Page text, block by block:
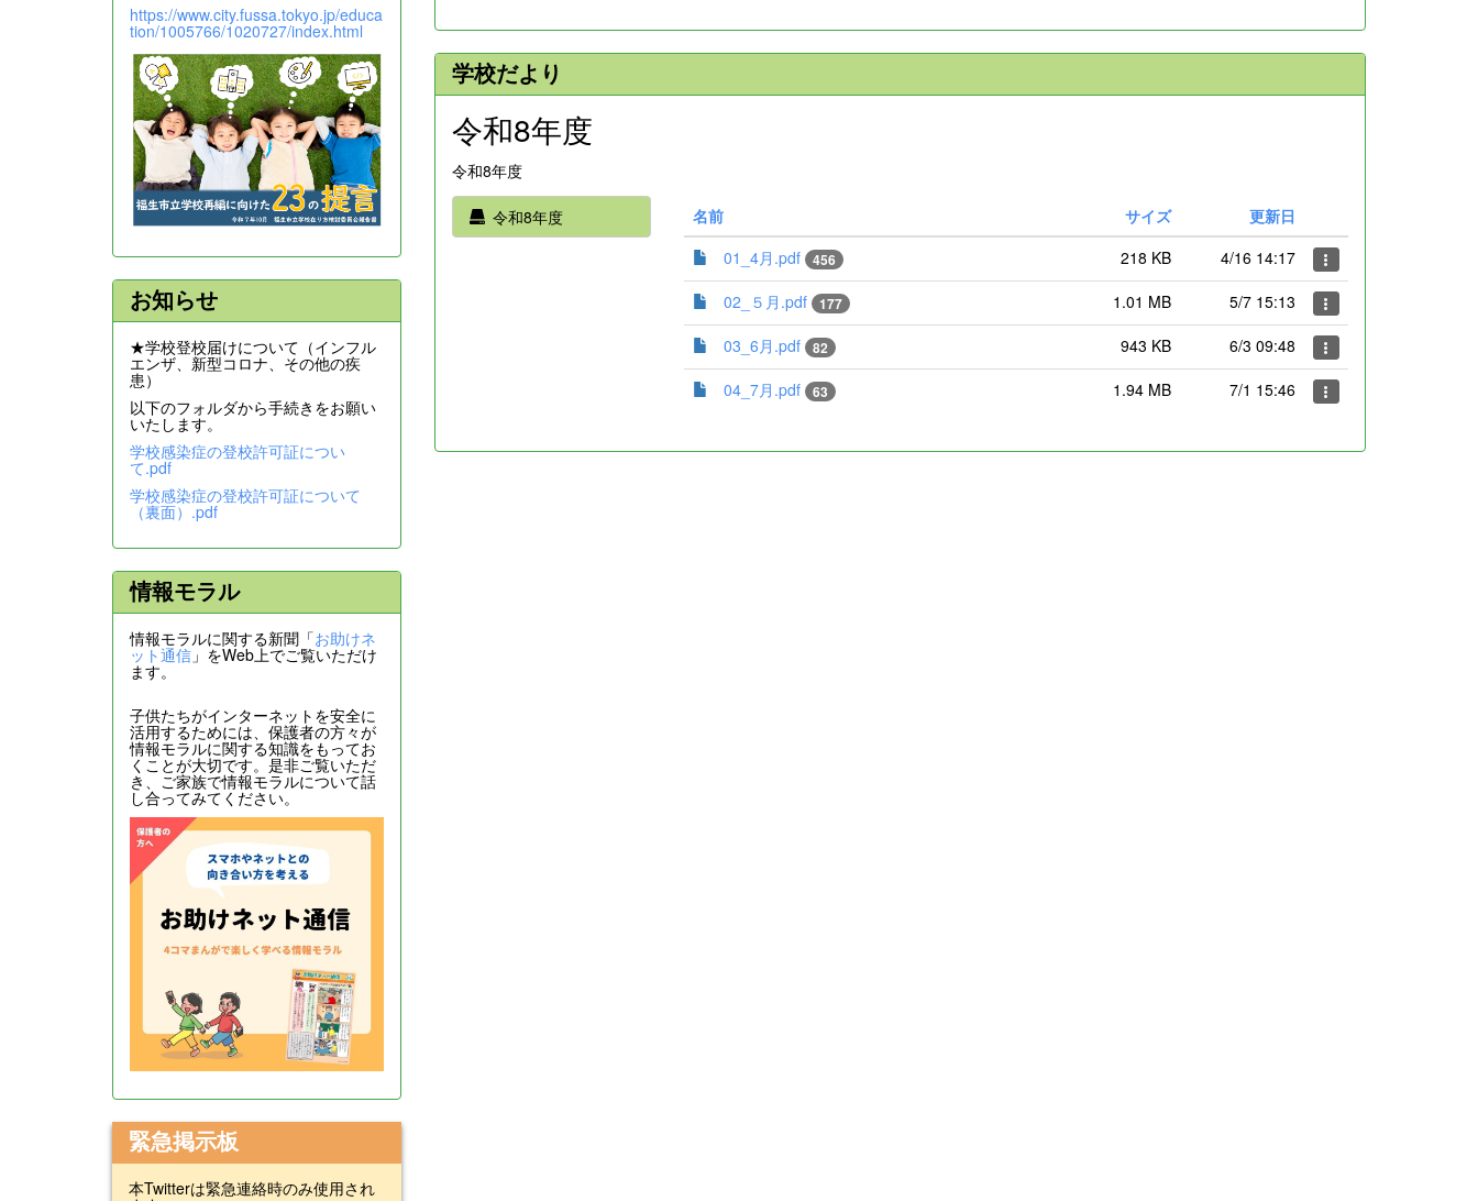
学校だより
令和8年度
令和8年度
令和8年度 名前 サイズ
更新日
01_4月.pdf
456 218 KB
4/16 14:17
02_５月.pdf
177 1.01 MB
5/7 15:13
03_6月.pdf
82 943 KB
6/3 09:48
04_7月.pdf
63 1.94 MB 7/1 15:46
https://www.city.fussa.tokyo.jp/educa
tion/1005766/1020727/index.html
お知らせ
★学校登校届けについて（インフル
エンザ、新型コロナ、その他の疾
患）
以下のフォルダから手続きをお願い
いたします。
学校感染症の登校許可証につい
て.pdf
学校感染症の登校許可証について
（裏面）.pdf
情報モラル
情報モラルに関する新聞「お助けネ
ット通信 」をWeb上でご覧いただけ
ます。
子供たちがインターネットを安全に
活用するためには、保護者の方々が
情報モラルに関する知識をもってお
くことが大切です。是非ご覧いただ
き、ご家族で情報モラルについて話
し合ってみてください。
緊急掲示板
本Twitterは緊急連絡時のみ使用され